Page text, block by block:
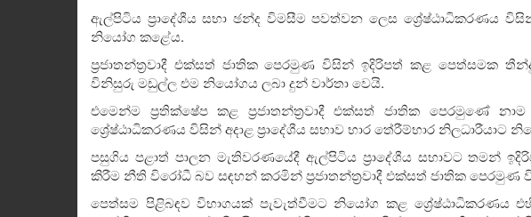
ඇල්පිටිය ප්‍රාදේශීය සභා ඡන්ද විමසීම පවත්වන ලෙස ශ්‍රේෂ්ඨාධිකරණය
නියෝග කළේය.
ප්‍රජාතන්ත්‍රවාදී එක්සත් ජාතික පෙරමුණ විසින් ඉදිරිපත් කළ පෙත්සමක
විනිසුරු මඩුල්ල එම නියෝගය ලබා දුන් වාර්තා වෙයි.
එමෙන්ම ප්‍රතික්ෂේප කළ ප්‍රජාතන්ත්‍රවාදී එක්සත් ජාතික පෙරමුණේ
ශ්‍රේෂ්ඨාධිකරණය විසින් අදාළ ප්‍රාදේශීය සභාව භාර තේරීම්භාර නිලධාරීයාට
පසුගිය පළාත් පාලන මැතිවරණයේදී ඇල්පිටිය ප්‍රාදේශීය සභාවට තමන්
කිරීම නීති විරෝධී බව සඳහන් කරමින් ප්‍රජාතන්ත්‍රවාදී එක්සත් ජාතික
පෙත්සම පිළිබඳව විභාගයක් පැවැත්වීමට නියෝග කළ